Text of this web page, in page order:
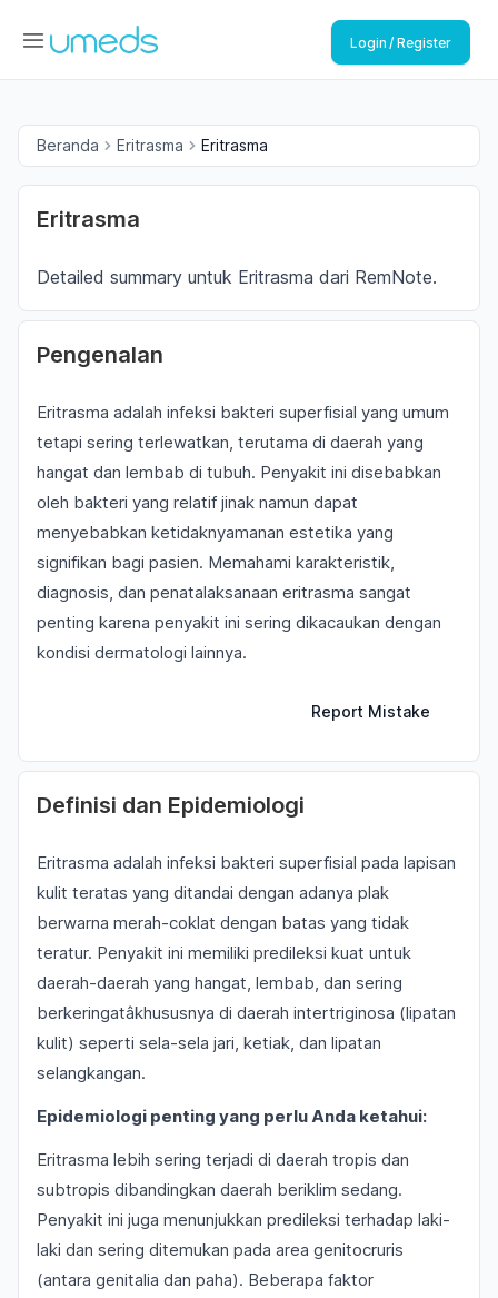
Login / Register
Beranda Eritrasma Eritrasma
Eritrasma
Detailed summary untuk Eritrasma dari RemNote.
Pengenalan
Eritrasma adalah infeksi bakteri superfisial yang umum
tetapi sering terlewatkan, terutama di daerah yang
hangat dan lembab di tubuh. Penyakit ini disebabkan
oleh bakteri yang relatif jinak namun dapat
menyebabkan ketidaknyamanan estetika yang
signifikan bagi pasien. Memahami karakteristik,
diagnosis, dan penatalaksanaan eritrasma sangat
penting karena penyakit ini sering dikacaukan dengan
kondisi dermatologi lainnya.
Report Mistake
Definisi dan Epidemiologi
Eritrasma adalah infeksi bakteri superfisial pada lapisan
kulit teratas yang ditandai dengan adanya plak
berwarna merah-coklat dengan batas yang tidak
teratur. Penyakit ini memiliki predileksi kuat untuk
daerah-daerah yang hangat, lembab, dan sering
berkeringatâkhususnya di daerah intertriginosa (lipatan
kulit) seperti sela-sela jari, ketiak, dan lipatan
selangkangan.
Epidemiologi penting yang perlu Anda ketahui:
Eritrasma lebih sering terjadi di daerah tropis dan
subtropis dibandingkan daerah beriklim sedang.
Penyakit ini juga menunjukkan predileksi terhadap laki-
laki dan sering ditemukan pada area genitocruris
(antara genitalia dan paha). Beberapa faktor